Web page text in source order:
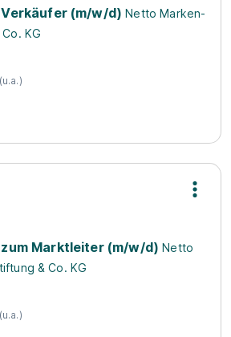
(m/w/d) Netto Marken-
KG
Marktleiter (m/w/d) Netto
& Co. KG